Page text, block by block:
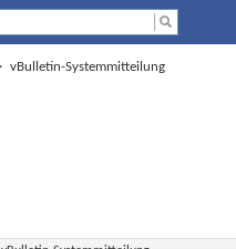
vBulletin-Systemmitteilung